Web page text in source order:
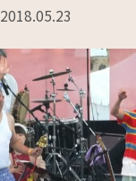
2018.05.23